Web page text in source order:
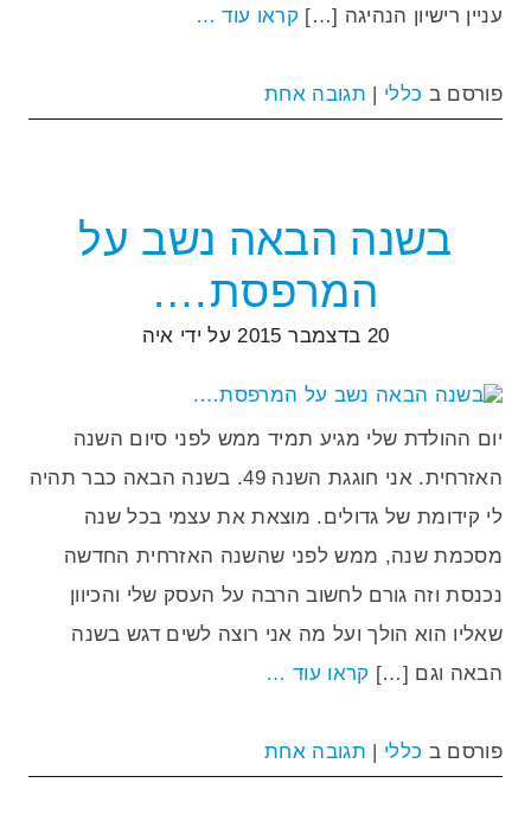
עניין רישיון הנהיגה […] קראו עוד …
פורסם ב כללי | תגובה אחת
בשנה הבאה נשב על
המרפסת….
20 בדצמבר 2015 על ידי איה
יום ההולדת שלי מגיע תמיד ממש לפני סיום השנה
האזרחית. אני חוגגת השנה 49. בשנה הבאה כבר תהיה
לי קידומת של גדולים. מוצאת את עצמי בכל שנה
מסכמת שנה, ממש לפני שהשנה האזרחית החדשה
נכנסת וזה גורם לחשוב הרבה על העסק שלי והכיוון
שאליו הוא הולך ועל מה אני רוצה לשים דגש בשנה
הבאה וגם […] קראו עוד …
פורסם ב כללי | תגובה אחת